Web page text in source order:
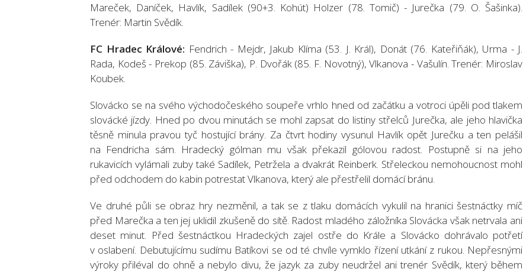
Mareček, Daníček, Havlík, Sadílek (90+3. Kohút) Holzer (78. Tomič) - Jurečka (79. O. Šašinka).
Trenér: Martin Svědík.
FC Hradec Králové: Fendrich - Mejdr, Jakub Klíma (53. J. Král), Donát (76. Kateřiňák), Urma - J.
Rada, Kodeš - Prekop (85. Záviška), P. Dvořák (85. F. Novotný), Vlkanova - Vašulín. Trenér: Miroslav
Koubek.
Slovácko se na svého východočeského soupeře vrhlo hned od začátku a votroci úpěli pod tlakem
slovácké jízdy. Hned po dvou minutách se mohl zapsat do listiny střelců Jurečka, ale jeho hlavička
těsně minula pravou tyč hostující brány. Za čtvrt hodiny vysunul Havlík opět Jurečku a ten pelášil
na Fendricha sám. Hradecký gólman mu však překazil gólovou radost. Postupně si na jeho
rukavicích vylámali zuby také Sadílek, Petržela a dvakrát Reinberk. Střeleckou nemohoucnost mohl
před odchodem do kabin potrestat Vlkanova, který ale přestřelil domácí bránu.
Ve druhé půli se obraz hry nezměnil, a tak se z tlaku domácích vykulil na hranici šestnáctky míč
před Marečka a ten jej uklidil zkušeně do sítě. Radost mladého záložníka Slovácka však netrvala ani
deset minut. Před šestnáctkou Hradeckých zajel ostře do Krále a Slovácko dohrávalo potřetí
v oslabení. Debutujícímu sudímu Batíkovi se od té chvíle vymklo řízení utkání z rukou. Nepřesnými
výroky přiléval do ohně a nebylo divu, že jazyk za zuby neudržel ani trenér Svědík, který během